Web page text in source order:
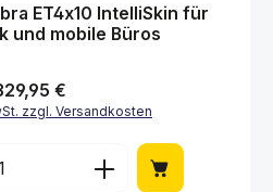
von 0 von 5 Sternen
ET4x10 IntelliSkin für
und mobile Büros
Preis:
€
zzgl. Versandkosten
Gib den gewünschten